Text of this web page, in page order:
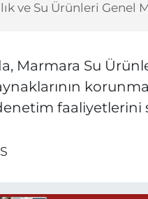
ve Su Ürünleri
Marmara Su